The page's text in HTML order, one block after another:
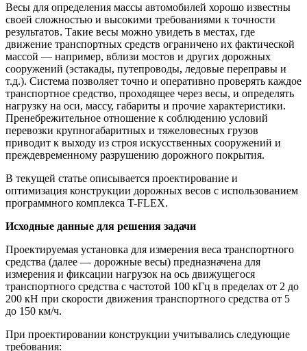
Весы для определения массы автомобилей хорошо известны
своей сложностью и высокими требованиями к точности
результатов. Такие весы можно увидеть в местах, где
движение транспортных средств ограничено их фактической
массой — например, вблизи мостов и других дорожных
сооружений (эстакады, путепроводы, ледовые переправы и
т.д.). Система позволяет точно и оперативно проверять каждое
транспортное средство, проходящее через весы, и определять
нагрузку на оси, массу, габариты и прочие характеристики.
Пренебрежительное отношение к соблюдению условий
перевозки крупногабаритных и тяжеловесных грузов
приводит к выходу из строя искусственных сооружений и
преждевременному разрушению дорожного покрытия.
В текущей статье описывается проектирование и
оптимизация конструкции дорожных весов с использованием
программного комплекса T-FLEX.
Исходные данные для решения задачи
Проектируемая установка для измерения веса транспортного
средства (далее — дорожные весы) предназначена для
измерения и фиксации нагрузок на ось движущегося
транспортного средства с частотой 100 кГц в пределах от 2 до
200 кН при скорости движения транспортного средства от 5
до 150 км/ч.
При проектировании конструкции учитывались следующие
требования: